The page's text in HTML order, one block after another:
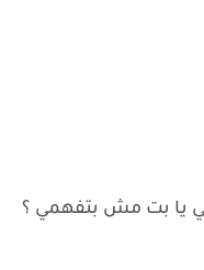
يا بت مش بتفهمي ؟